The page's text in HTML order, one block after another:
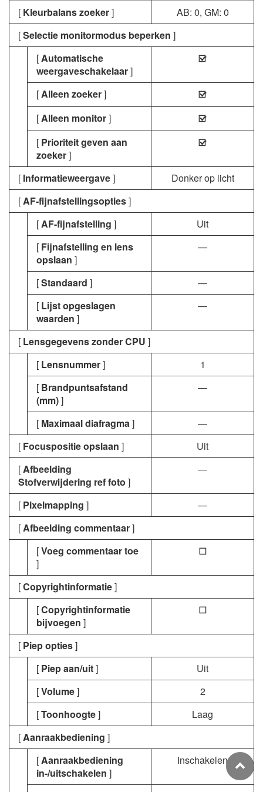
[ Kleurbalans zoeker]
AB: 0, GM: 0
[Selectie monitormodus beperken ]
[Automatische
weergaveschakelaar]
M
[Alleen zoeker] M
[Alleen monitor] M
[ Prioriteit geven aan
zoeker]
M
[ Informatieweergave]
Donker op licht
[AF-fijnafstellingsopties]
[AF-fijnafstelling ]
Uit
[ Fijnafstelling en lens
opslaan ]
—
[Standaard ]
—
[ Lijst opgeslagen
waarden ]
—
[ Lensgegevens zonder CPU ]
[ Lensnummer]
1
[ Brandpuntsafstand
(mm)]
—
[ Maximaal diafragma]
—
[ Focuspositie opslaan ]
Uit
[Afbeelding
Stofverwijdering ref foto ]
—
[ Pixelmapping ]
—
[Afbeelding commentaar]
[Voeg commentaar toe
]
U
[Copyrightinformatie]
[Copyrightinformatie
bijvoegen ]
U
[ Piep opties]
[ Piep aan/uit]
Uit
[Volume]
2
[Toonhoogte]
Laag
[Aanraakbediening ]
[Aanraakbediening
in-/uitschakelen ]
Inschakelen